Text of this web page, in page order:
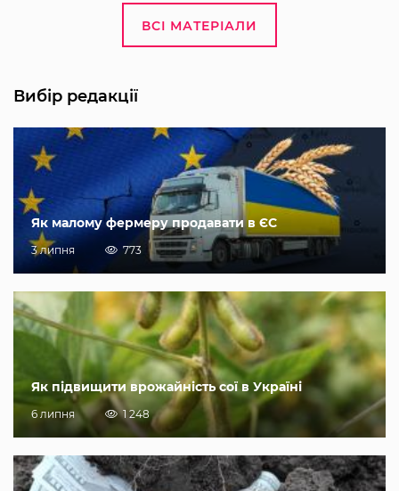
ВСІ МАТЕРІАЛИ
Вибір редакції
Як малому фермеру продавати в ЄС
3 липня 773
Як підвищити врожайність сої в Україні
6 липня 1 248